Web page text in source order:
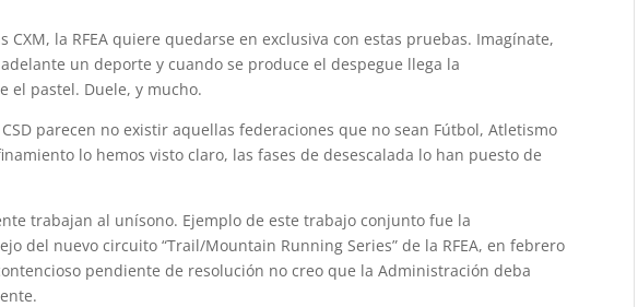
CXM, la RFEA quiere quedarse en exclusiva con estas pruebas. Imagínate,
un deporte y cuando se produce el despegue llega la
el pastel. Duele, y mucho.
parecen no existir aquellas federaciones que no sean Fútbol, Atletismo
lo hemos visto claro, las fases de desescalada lo han puesto de
trabajan al unísono. Ejemplo de este trabajo conjunto fue la
del nuevo circuito “Trail/Mountain Running Series” de la RFEA, en febrero
pendiente de resolución no creo que la Administración deba